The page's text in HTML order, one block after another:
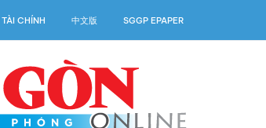
CHÍNH 中文版 SGGP EPAPER